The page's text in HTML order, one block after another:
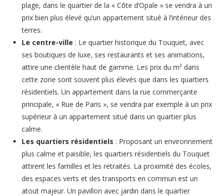
plage, dans le quartier de la « Côte d’Opale » se vendra à un
prix bien plus élevé qu’un appartement situé à l’intérieur des
terres.
Le centre-ville : Le quartier historique du Touquet, avec
ses boutiques de luxe, ses restaurants et ses animations,
attire une clientèle haut de gamme. Les prix du m² dans
cette zone sont souvent plus élevés que dans les quartiers
résidentiels. Un appartement dans la rue commerçante
principale, « Rue de Paris », se vendra par exemple à un prix
supérieur à un appartement situé dans un quartier plus
calme.
Les quartiers résidentiels : Proposant un environnement
plus calme et paisible, les quartiers résidentiels du Touquet
attirent les familles et les retraités. La proximité des écoles,
des espaces verts et des transports en commun est un
atout majeur. Un pavillon avec jardin dans le quartier